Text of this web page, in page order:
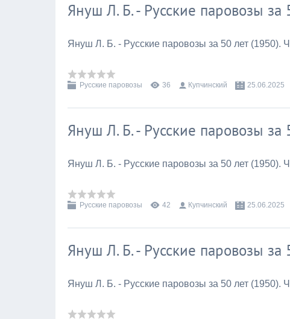
Януш Л. Б. - Русские паровозы за
Януш Л. Б. - Русские паровозы за 50 лет (1950).
Русские паровозы 36 Купчинский 25.06.2025
Януш Л. Б. - Русские паровозы за
Януш Л. Б. - Русские паровозы за 50 лет (1950).
Русские паровозы 42 Купчинский 25.06.2025
Януш Л. Б. - Русские паровозы за
Януш Л. Б. - Русские паровозы за 50 лет (1950).